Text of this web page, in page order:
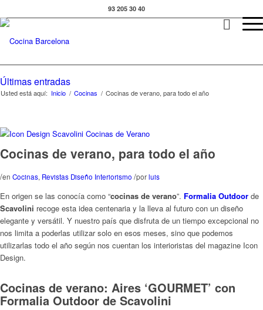
93 205 30 40
Últimas entradas
Usted está aquí: Inicio / Cocinas / Cocinas de verano, para todo el año
Cocinas de verano, para todo el año
/en Cocinas, Revistas Diseño Interiorismo /porluis
En origen se las conocía como “cocinas de verano”. Formalia Outdoor de
Scavolini recoge esta idea centenaria y la lleva al futuro con un diseño
elegante y versátil. Y nuestro país que disfruta de un tiempo excepcional no
nos limita a poderlas utilizar solo en esos meses, sino que podemos
utilizarlas todo el año según nos cuentan los interioristas del magazine Icon
Design.
Cocinas de verano: Aires ‘GOURMET’ con
Formalia Outdoor de Scavolini